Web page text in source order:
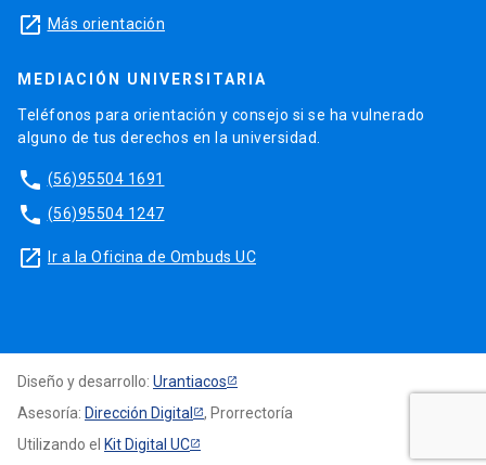
launch Más orientación
MEDIACIÓN UNIVERSITARIA
Teléfonos para orientación y consejo si se ha vulnerado
alguno de tus derechos en la universidad.
phone (56)95504 1691
phone (56)95504 1247
launch Ir a la Oficina de Ombuds UC
Diseño y desarrollo: Urantiacos
Asesoría: Dirección Digital
, Prorrectoría
Utilizando el Kit Digital UC